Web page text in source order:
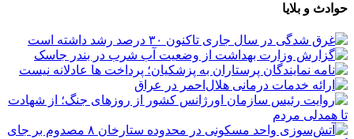
حوادث و بلایا